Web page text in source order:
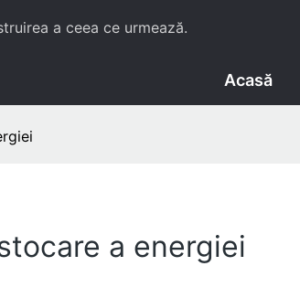
a ceea ce urmează.
Acasă
a energiei